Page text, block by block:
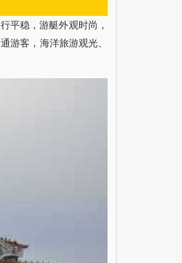
平稳，游艇外观时尚，
游客，海洋旅游观光、